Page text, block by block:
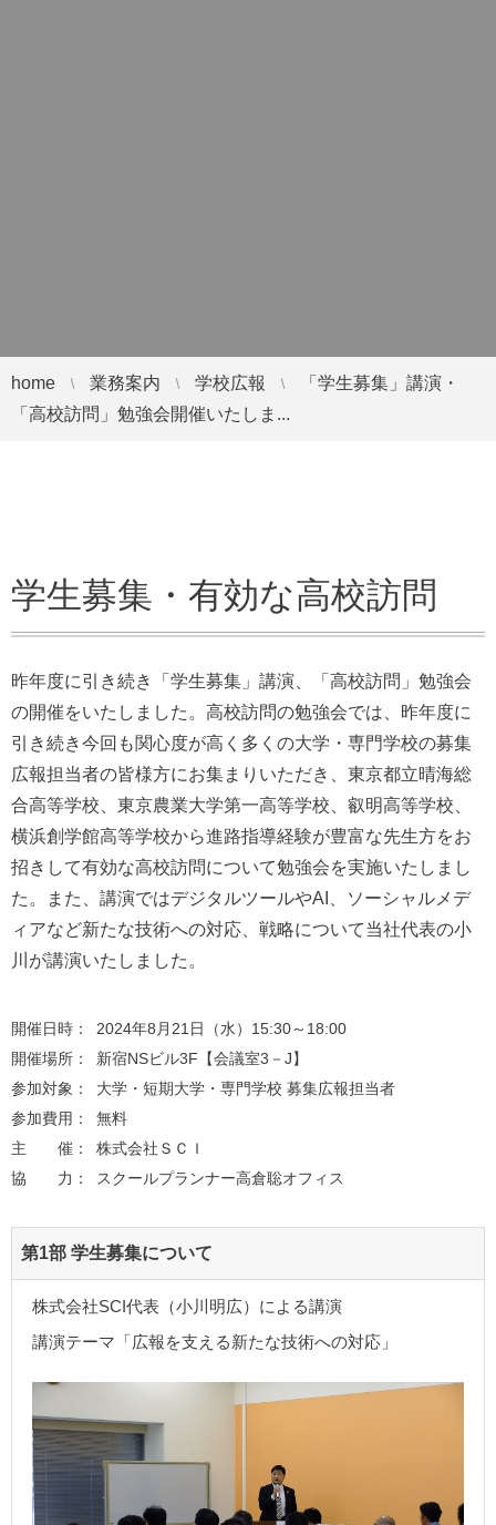
home 業務案内 学校広報
「学生募集」講演・
「高校訪問」勉強会開催いたしま...
学生募集・有効な高校訪問
昨年度に引き続き「学生募集」講演、「高校訪問」勉強会
の開催をいたしました。高校訪問の勉強会では、昨年度に
引き続き今回も関心度が高く多くの大学・専門学校の募集
広報担当者の皆様方にお集まりいただき、東京都立晴海総
合高等学校、東京農業大学第一高等学校、叡明高等学校、
横浜創学館高等学校から進路指導経験が豊富な先生方をお
招きして有効な高校訪問について勉強会を実施いたしまし
た。また、講演ではデジタルツールやAI、ソーシャルメデ
ィアなど新たな技術への対応、戦略について当社代表の小
川が講演いたしました。
開催日時：
2024年8月21日（水）15:30～18:00
開催場所：
新宿NSビル3F【会議室3－J】
参加対象：
大学・短期大学・専門学校 募集広報担当者
参加費用：
無料
主 催：
株式会社ＳＣＩ
協 力：
スクールプランナー高倉聡オフィス
第1部 学生募集について
株式会社SCI代表（小川明広）による講演
講演テーマ「広報を支える新たな技術への対応」